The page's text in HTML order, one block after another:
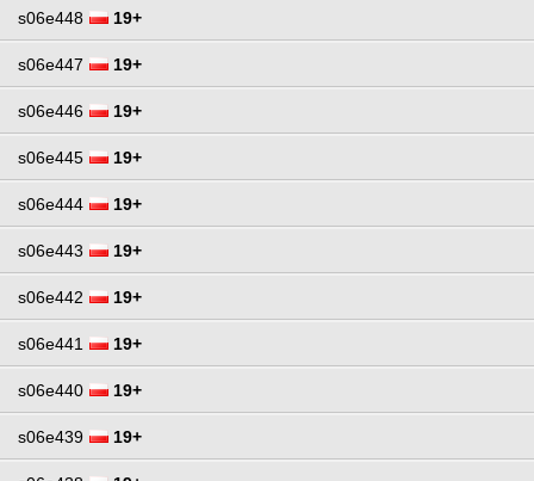
s06e448 19+
s06e447 19+
s06e446 19+
s06e445 19+
s06e444 19+
s06e443 19+
s06e442 19+
s06e441 19+
s06e440 19+
s06e439 19+